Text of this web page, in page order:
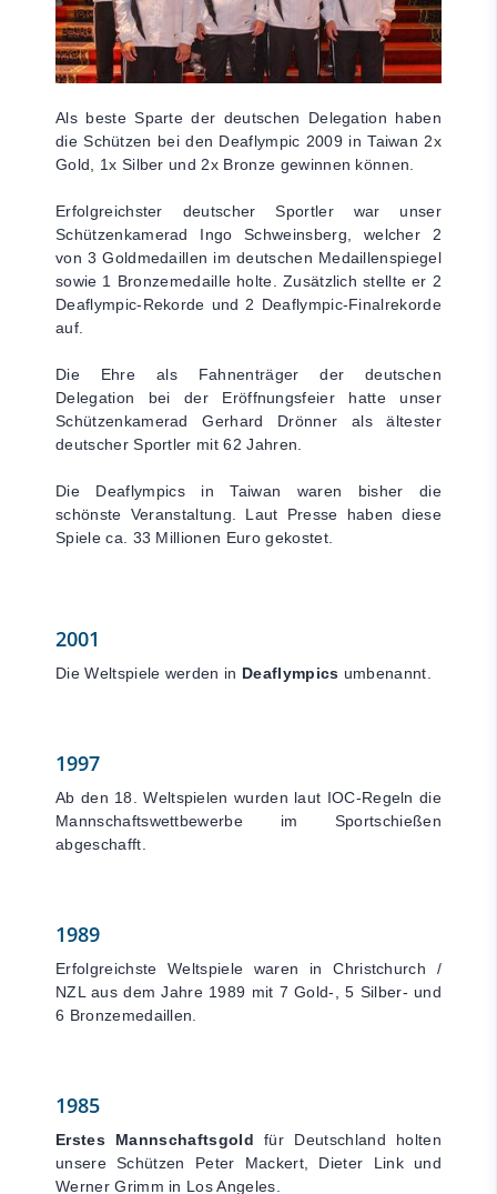
Als beste Sparte der deutschen Delegation haben
die Schützen bei den Deaflympic 2009 in Taiwan 2x
Gold, 1x Silber und 2x Bronze gewinnen können.
Erfolgreichster deutscher Sportler war unser
Schützenkamerad Ingo Schweinsberg, welcher 2
von 3 Goldmedaillen im deutschen Medaillenspiegel
sowie 1 Bronzemedaille holte. Zusätzlich stellte er 2
Deaflympic-Rekorde und 2 Deaflympic-Finalrekorde
auf.
Die Ehre als Fahnenträger der deutschen
Delegation bei der Eröffnungsfeier hatte unser
Schützenkamerad Gerhard Drönner als ältester
deutscher Sportler mit 62 Jahren.
Die Deaflympics in Taiwan waren bisher die
schönste Veranstaltung. Laut Presse haben diese
Spiele ca. 33 Millionen Euro gekostet.
2001
Die Weltspiele werden in Deaflympics umbenannt.
1997
Ab den 18. Weltspielen wurden laut IOC-Regeln die
Mannschaftswettbewerbe im Sportschießen
abgeschafft.
1989
Erfolgreichste Weltspiele waren in Christchurch /
NZL aus dem Jahre 1989 mit 7 Gold-, 5 Silber- und
6 Bronzemedaillen.
1985
Erstes Mannschaftsgold für Deutschland holten
unsere Schützen Peter Mackert, Dieter Link und
Werner Grimm in Los Angeles.